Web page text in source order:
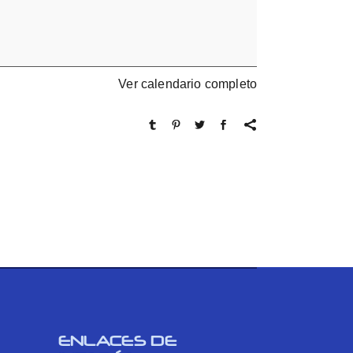
Ver calendario completo
ENLACES DE